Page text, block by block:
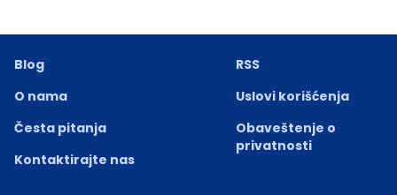
Blog
O nama
Česta pitanja
Kontaktirajte nas
RSS
Uslovi korišćenja
Obaveštenje o
privatnosti